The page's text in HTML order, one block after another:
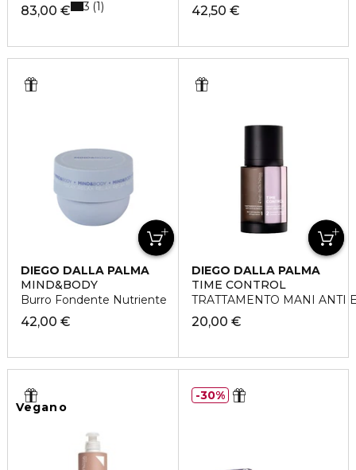
83,00 € 3 1 42,50 €
DIEGO DALLA PALMA
MIND&BODY
Burro Fondente Nutriente
42,00 €
DIEGO DALLA PALMA
TIME CONTROL
TRATTAMENTO MANI ANTI
20,00 €
Vegano
30%